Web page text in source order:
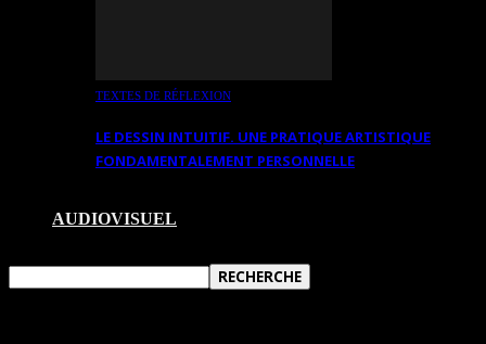
TEXTES DE RÉFLEXION
LE DESSIN INTUITIF. UNE PRATIQUE ARTISTIQUE
FONDAMENTALEMENT PERSONNELLE
AUDIOVISUEL